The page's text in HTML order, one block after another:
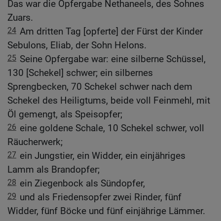
Das war die Opfergabe Nethaneels, des Sohnes
Zuars.
24 Am dritten Tag [opferte] der Fürst der Kinder
Sebulons, Eliab, der Sohn Helons.
25 Seine Opfergabe war: eine silberne Schüssel,
130 [Schekel] schwer; ein silbernes
Sprengbecken, 70 Schekel schwer nach dem
Schekel des Heiligtums, beide voll Feinmehl, mit
Öl gemengt, als Speisopfer;
26 eine goldene Schale, 10 Schekel schwer, voll
Räucherwerk;
27 ein Jungstier, ein Widder, ein einjähriges
Lamm als Brandopfer;
28 ein Ziegenbock als Sündopfer,
29 und als Friedensopfer zwei Rinder, fünf
Widder, fünf Böcke und fünf einjährige Lämmer.